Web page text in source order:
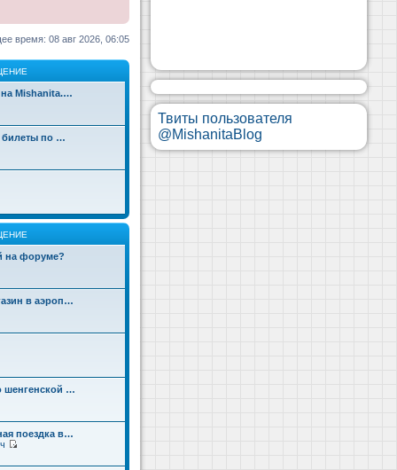
время: 08 авг 2026, 06:05
Mishanita.…
билеты по …
на форуме?
в аэроп…
шенгенской …
поездка в…
е
Твиты пользователя
@MishanitaBlog